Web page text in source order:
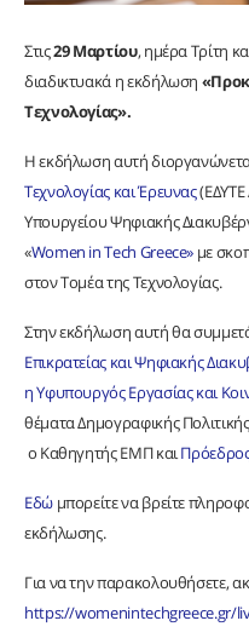
Στις29 Μαρτίου, ημέρα Τρίτη
διαδικτυακά η εκδήλωση
Τεχνολογίας».
Η εκδήλωση αυτή
Τεχνολογίας και Έρευνας(ΕΔΥΤΕ
Υπουργείου Ψηφιακής
«Women in Tech Greece» με
στον Τομέα της Τεχνολογίας.
Στην εκδήλωση αυτή θα
Επικρατείας και Ψηφιακής
η Υφυπουργός Εργασίας και
θέματα Δημογραφικής
ο Καθηγητής ΕΜΠ και
Εδώμπορείτε να βρείτε
εκδήλωσης.
Για να την παρακολουθήσετε,
https://womenintechgreece.gr/